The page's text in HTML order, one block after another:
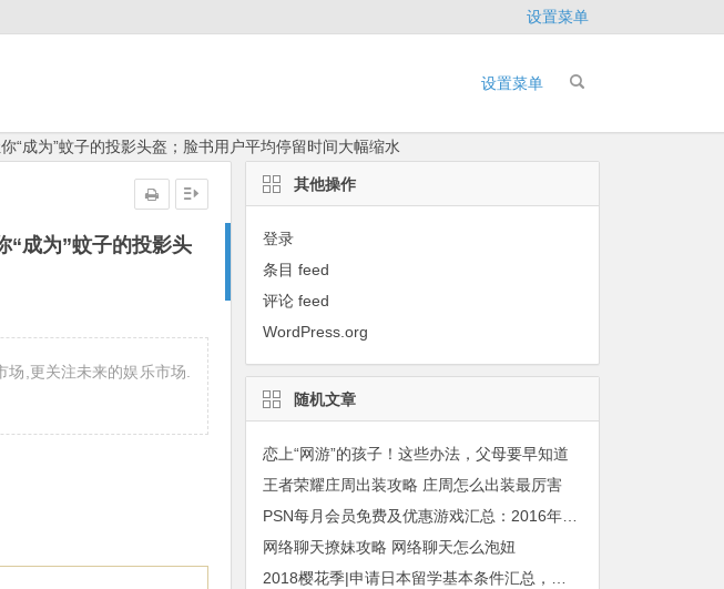
设置菜单
设置菜单
成为”蚊子的投影头盔；脸书用户平均停留时间大幅缩水
“成为”蚊子的投影头
,更关注未来的娱乐市场.
其他操作
登录
条目 feed
评论 feed
WordPress.org
随机文章
恋上“网游”的孩子！这些办法，父母要早知道
王者荣耀庄周出装攻略 庄周怎么出装最厉害
PSN每月会员免费及优惠游戏汇总：2016年11月
网络聊天撩妹攻略 网络聊天怎么泡妞